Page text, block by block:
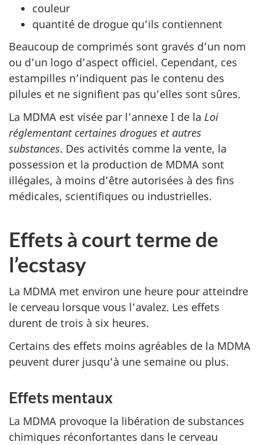
couleur
quantité de drogue qu’ils contiennent
Beaucoup de comprimés sont gravés d’un nom
ou d’un logo d’aspect officiel. Cependant, ces
estampilles n’indiquent pas le contenu des
pilules et ne signifient pas qu’elles sont sûres.
La MDMA est visée par l’annexe I de la Loi
réglementant certaines drogues et autres
substances. Des activités comme la vente, la
possession et la production de MDMA sont
illégales, à moins d’être autorisées à des fins
médicales, scientifiques ou industrielles.
Effets à court terme de
l’ecstasy
La MDMA met environ une heure pour atteindre
le cerveau lorsque vous l’avalez. Les effets
durent de trois à six heures.
Certains des effets moins agréables de la MDMA
peuvent durer jusqu’à une semaine ou plus.
Effets mentaux
La MDMA provoque la libération de substances
chimiques réconfortantes dans le cerveau